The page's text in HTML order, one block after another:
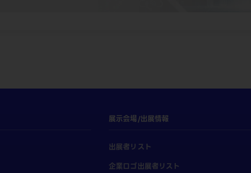
展示会場/出展情報
出展者リスト
企業ロゴ出展者リスト